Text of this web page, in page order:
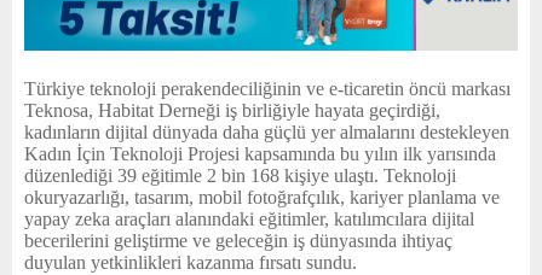
E
N
U
Türkiye teknoloji perakendeciliğinin ve e-ticaretin öncü markası
Teknosa, Habitat Derneği iş birliğiyle hayata geçirdiği,
kadınların dijital dünyada daha güçlü yer almalarını destekleyen
Kadın İçin Teknoloji Projesi kapsamında bu yılın ilk yarısında
düzenlediği 39 eğitimle 2 bin 168 kişiye ulaştı. Teknoloji
okuryazarlığı, tasarım, mobil fotoğrafçılık, kariyer planlama ve
yapay zeka araçları alanındaki eğitimler, katılımcılara dijital
becerilerini geliştirme ve geleceğin iş dünyasında ihtiyaç
duyulan yetkinlikleri kazanma fırsatı sundu.